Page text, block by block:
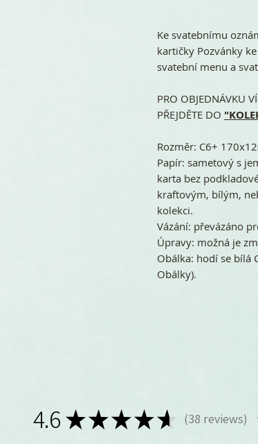
Ke svatebnímu
kartičky Pozvánky
svatební menu a
PRO OBJEDNÁVKU
PŘEJDĚTE DO
Rozměr: C6+
Papír: sametový s
karta bez
kraftovým, bílým,
kolekci.
Vázání: převázáno
Úpravy: možná je
Obálka: hodí se bílá
Obálky).
4.6 ★★★★★ 38 reviews
38